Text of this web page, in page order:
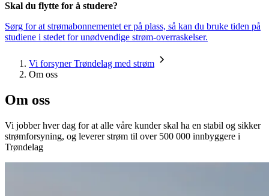
Skal du flytte for å studere?
Sørg for at strømabonnementet er på plass, så kan du bruke tiden på
studiene i stedet for unødvendige strøm-overraskelser.
Vi forsyner Trøndelag med strøm
Om oss
Om oss
Vi jobber hver dag for at alle våre kunder skal ha en stabil og sikker
strømforsyning, og leverer strøm til over 500 000 innbyggere i
Trøndelag